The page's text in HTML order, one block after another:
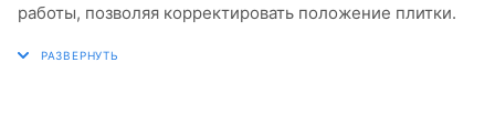
работы, позволяя корректировать положение плитки.